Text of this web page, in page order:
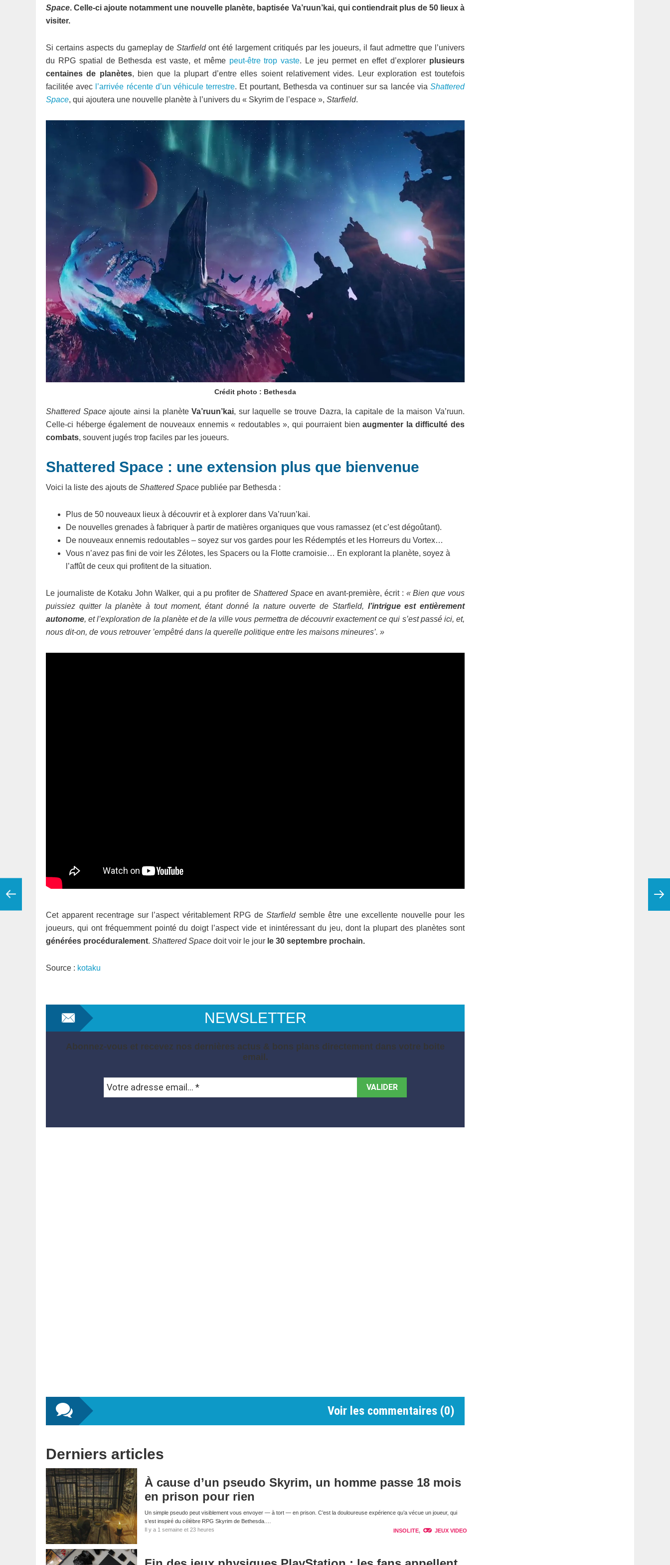
Space. Celle-ci ajoute notamment une nouvelle planète, baptisée Va’ruun’kai, qui contiendrait plus de 50 lieux à
visiter.
Si certains aspects du gameplay de Starfieldont été largement critiqués par les joueurs, il faut admettre que l’univers
du RPG spatial de Bethesda est vaste, et même peut-être trop vaste. Le jeu permet en effet d’explorer plusieurs
centaines de planètes, bien que la plupart d’entre elles soient relativement vides. Leur exploration est toutefois
facilitée avec l’arrivée récente d’un véhicule terrestre. Et pourtant, Bethesda va continuer sur sa lancée via Shattered
Space, qui ajoutera une nouvelle planète à l’univers du « Skyrim de l’espace », Starfield.
Crédit photo : Bethesda
Shattered Spaceajoute ainsi la planèteVa’ruun’kai, sur laquelle se trouve Dazra, la capitale de la maison Va’ruun.
Celle-ci héberge également de nouveaux ennemis « redoutables », qui pourraient bienaugmenter la difficulté des
combats, souvent jugés trop faciles par les joueurs.
Shattered Space : une extension plus que bienvenue
Voici la liste des ajouts de Shattered Space publiée par Bethesda :
Plus de 50 nouveaux lieux à découvrir et à explorer dans Va’ruun’kai.
De nouvelles grenades à fabriquer à partir de matières organiques que vous ramassez (et c’est dégoûtant).
De nouveaux ennemis redoutables – soyez sur vos gardes pour les Rédemptés et les Horreurs du Vortex…
Vous n’avez pas fini de voir les Zélotes, les Spacers ou la Flotte cramoisie… En explorant la planète, soyez à
l’affût de ceux qui profitent de la situation.
Le journaliste de Kotaku John Walker, qui a pu profiter de Shattered Spaceen avant-première, écrit : « Bien que vous
puissiez quitter la planète à tout moment, étant donné la nature ouverte de Starfield, l’intrigue est entièrement
autonome, et l’exploration de la planète et de la ville vous permettra de découvrir exactement ce qui s’est passé ici, et,
nous dit-on, de vous retrouver ’empêtré dans la querelle politique entre les maisons mineures’. »
Cet apparent recentrage sur l’aspect véritablement RPG deStarfieldsemble être une excellente nouvelle pour les
joueurs, qui ont fréquemment pointé du doigt l’aspect vide et inintéressant du jeu, dont la plupart des planètes sont
générées procéduralement. Shattered Space doit voir le jour le 30 septembre prochain.
Source : kotaku
NEWSLETTER
Abonnez-vous et recevez nos dernières actus & bons plans directement dans votre boite
email.
Voir les commentaires (0)
Derniers articles
À cause d’un pseudo Skyrim, un homme passe 18 mois
en prison pour rien
Un simple pseudo peut visiblement vous envoyer — à tort — en prison. C’est la douloureuse expérience qu’a vécue un joueur, qui
s’est inspiré du célèbre RPG Skyrim de Bethesda.…
Il y a 1 semaine et 23 heures
INSOLITE, JEUX VIDEO